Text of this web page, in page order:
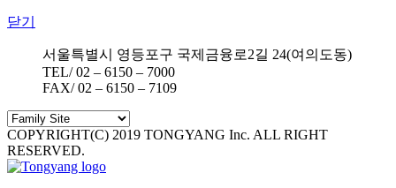
닫기
서울특별시 영등포구 국제금융로2길 24(여의도동)
TEL/ 02 – 6150 – 7000
FAX/ 02 – 6150 – 7109
COPYRIGHT(C) 2019 TONGYANG Inc. ALL RIGHT
RESERVED.